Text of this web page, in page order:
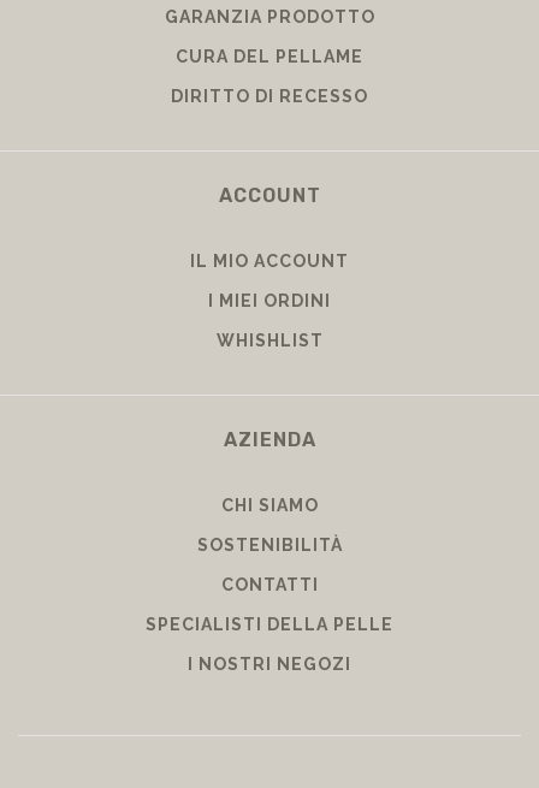
GARANZIA PRODOTTO
CURA DEL PELLAME
DIRITTO DI RECESSO
ACCOUNT
IL MIO ACCOUNT
I MIEI ORDINI
WHISHLIST
AZIENDA
CHI SIAMO
SOSTENIBILITÀ
CONTATTI
SPECIALISTI DELLA PELLE
I NOSTRI NEGOZI